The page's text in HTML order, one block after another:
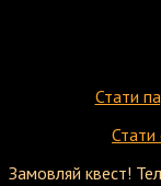
Стати
Стати
Замовляй квест!